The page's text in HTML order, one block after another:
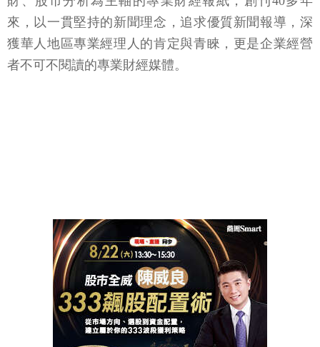
來，以一貫堅持的新聞理念，追求優質新聞報導，深
獲華人地區專業經理人的肯定與青睞，更是企業經營
者不可不閱讀的專業財經媒體。